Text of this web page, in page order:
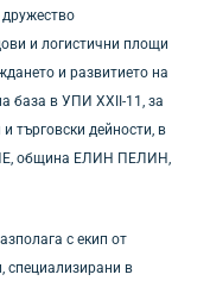
дружество
и логистични площи
и развитието на
в УПИ XXII-11, за
търговски дейности, в
община ЕЛИН ПЕЛИН,
с екип от
специализирани в